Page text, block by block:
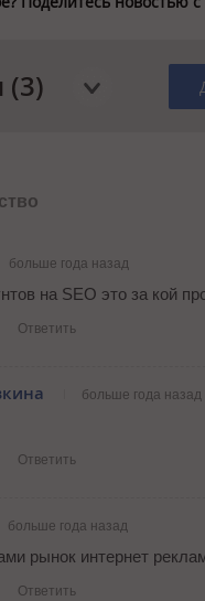
(3)
больше года назад
на SEO это за кой
Ответить
больше года назад
Ответить
больше года назад
рынок интернет
Ответить